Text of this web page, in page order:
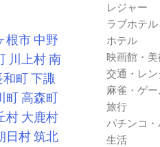
根市 中野
川上村南
和町下諏
町 高森町
村 大鹿村
日村筑北
レジャー
ラブホテル
ホテル
映画館・
交通・レ
麻雀・ゲー
旅行
パチンコ・
生活